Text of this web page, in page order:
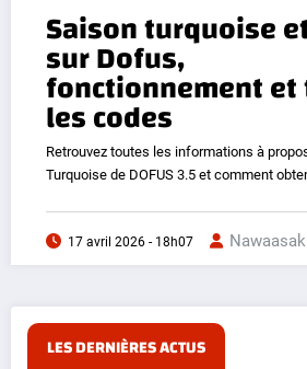
Saison turquoise
sur Dofus,
fonctionnement
les codes
Retrouvez toutes les informations à
Turquoise de DOFUS 3.5 et comment
17 avril 2026 - 18h07
LES DERNIÈRES ACTUS